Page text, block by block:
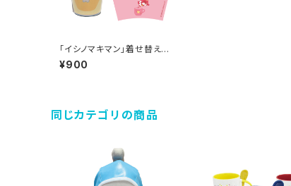
「イシノマキマン」着せ替えタ
ンブラー
¥900
同じカテゴリの商品